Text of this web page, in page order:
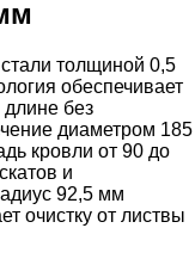
толщиной 0,5
обеспечивает
без
диаметром 185
кровли от 90 до
и
92,5 мм
очистку от листвы